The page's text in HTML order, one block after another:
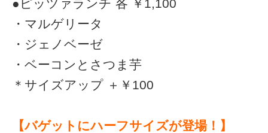
●ピッツァランチ 各 ￥1,100
・マルゲリータ
・ジェノベーゼ
・ベーコンとさつま芋
＊サイズアップ ＋￥100
【バゲットにハーフサイズが登場！】